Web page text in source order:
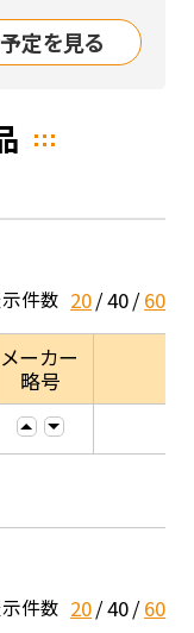
定を見る
件数 20 40 60
メーカー
略号
件数 20 40 60